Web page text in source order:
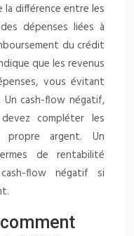
différence entre les
dépenses liées à
du crédit
que les revenus
vous évitant
Un cash-flow négatif,
compléter les
argent. Un
de rentabilité
flow négatif si